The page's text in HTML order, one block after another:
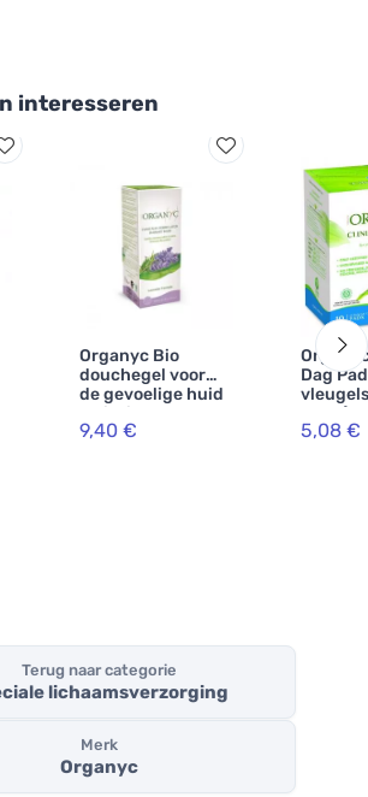
interesseren
Organyc Bio
douchegel voor
de gevoelige huid
en intieme
hygiëne met
9,40 €
Dag
stuks) -
5,08 €
Terug naar categorie
lichaamsverzorging
Merk
Organyc